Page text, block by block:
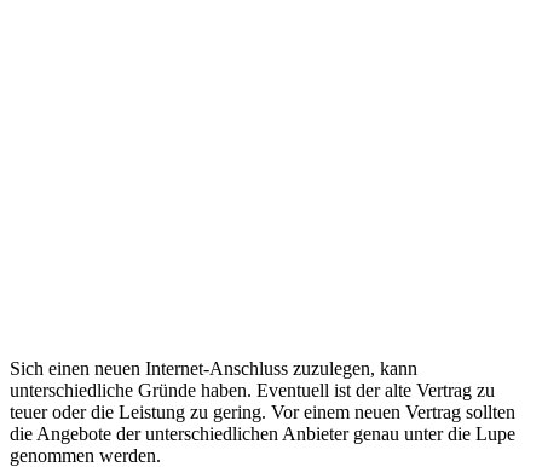
Sich einen neuen Internet-Anschluss zuzulegen, kann
unterschiedliche Gründe haben. Eventuell ist der alte Vertrag zu
teuer oder die Leistung zu gering. Vor einem neuen Vertrag sollten
die Angebote der unterschiedlichen Anbieter genau unter die Lupe
genommen werden.